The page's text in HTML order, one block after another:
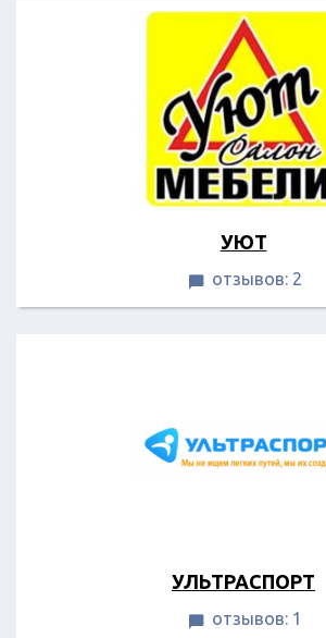
УЮТ
 отзывов: 2
УЛЬТРАСПОРТ
 отзывов: 1